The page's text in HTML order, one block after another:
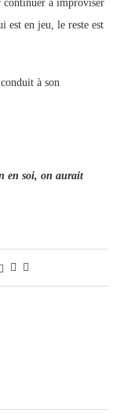
continuer à improviser
est en jeu, le reste est
à son
en soi, on aurait